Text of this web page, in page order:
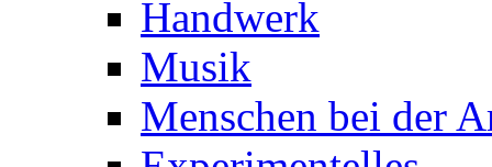
Handwerk
Musik
Menschen bei der